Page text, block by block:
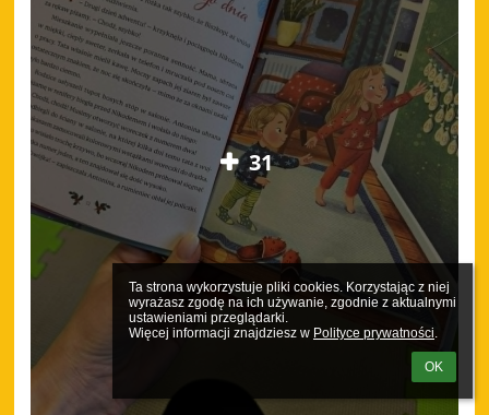
Ta strona wykorzystuje pliki cookies. Korzystając z niej
wyrażasz zgodę na ich używanie, zgodnie z aktualnymi
ustawieniami przeglądarki.
Więcej informacji znajdziesz w Polityce prywatności.
OK
31